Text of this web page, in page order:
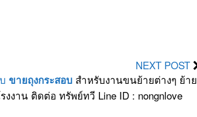
NEXT POST
ขายถุงกระสอบ สำหรับงานขนย้ายต่างๆ ย้าย
งาน ติดต่อ ทรัพย์ทวี Line ID : nongnlove